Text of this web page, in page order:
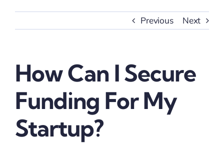
Previous Next
How Can I Secure
Funding For My
Startup?